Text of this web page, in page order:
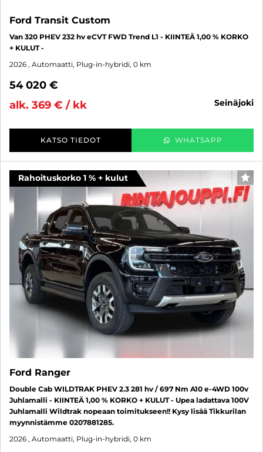
Ford Transit Custom
Van 320 PHEV 232 hv eCVT FWD Trend L1 - KIINTEÄ 1,00 % KORKO
+ KULUT -
2026 , Automaatti, Plug-in-hybridi, 0 km
54 020 €
alk. 369 € / kk
seinäjoki
KATSO TIEDOT WHATSAPP
Rahoituskorko 1 % + kulut
Ford Ranger
Double Cab WILDTRAK PHEV 2.3 281 hv / 697 Nm A10 e-4WD 100v
Juhlamalli - KIINTEÄ 1,00 % KORKO + KULUT - Upea ladattava 100V
Juhlamalli Wildtrak nopeaan toimitukseen!! Kysy lisää Tikkurilan
myynnistämme 0207881285.
2026 , Automaatti, Plug-in-hybridi, 0 km